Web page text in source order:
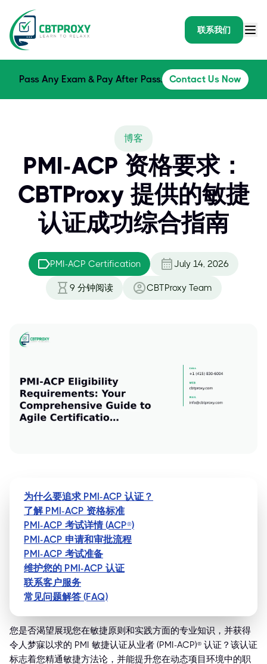
联系我们
Pass Any Exam & Pay After Pass. Contact Us Now
博客
PMI-ACP 资格要求：
CBTProxy 提供的敏捷
认证成功综合指南
PMI-ACP Certification July 14, 2026
9 分钟阅读 CBTProxy Team
为什么要追求 PMI-ACP 认证？
了解 PMI-ACP 资格标准
PMI-ACP 考试详情 (ACP®)
PMI-ACP 申请和审批流程
PMI-ACP 考试准备
维护您的 PMI-ACP 认证
联系客户服务
常见问题解答 (FAQ)
您是否渴望展现您在敏捷原则和实践方面的专业知识，并获得
令人梦寐以求的 PMI 敏捷认证从业者 (PMI-ACP)® 认证？该认证
标志着您精通敏捷方法论，并能提升您在动态项目环境中的职